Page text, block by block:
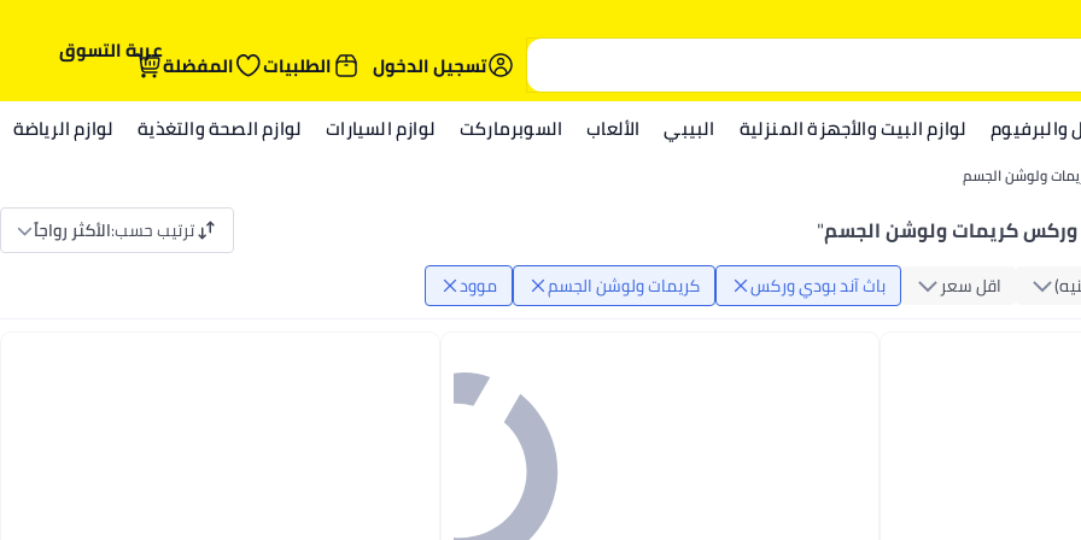
تسجيل الدخول
الطلبيات المفضلةعربة التسوق
والبرفيوم لوازم البيت والأجهزة المنزلية البيبي الألعاب السوبرماركت لوازم السيارات لوازم الصحة والتغذية لوازم الرياضة
ولوشن الجسم
وركس كريمات ولوشن الجسم" ترتيب حسب:الأكثر رواجاً
اقل سعر باث آند بودي وركس كريمات ولوشن الجسم موود